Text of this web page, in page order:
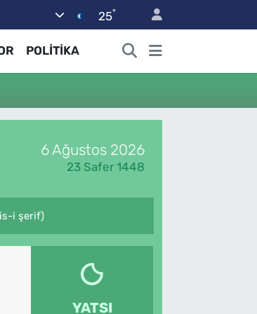
25°
POLİTİKA
6 Ağustos 2026
23 Safer 1448
i şerif)
YATSI